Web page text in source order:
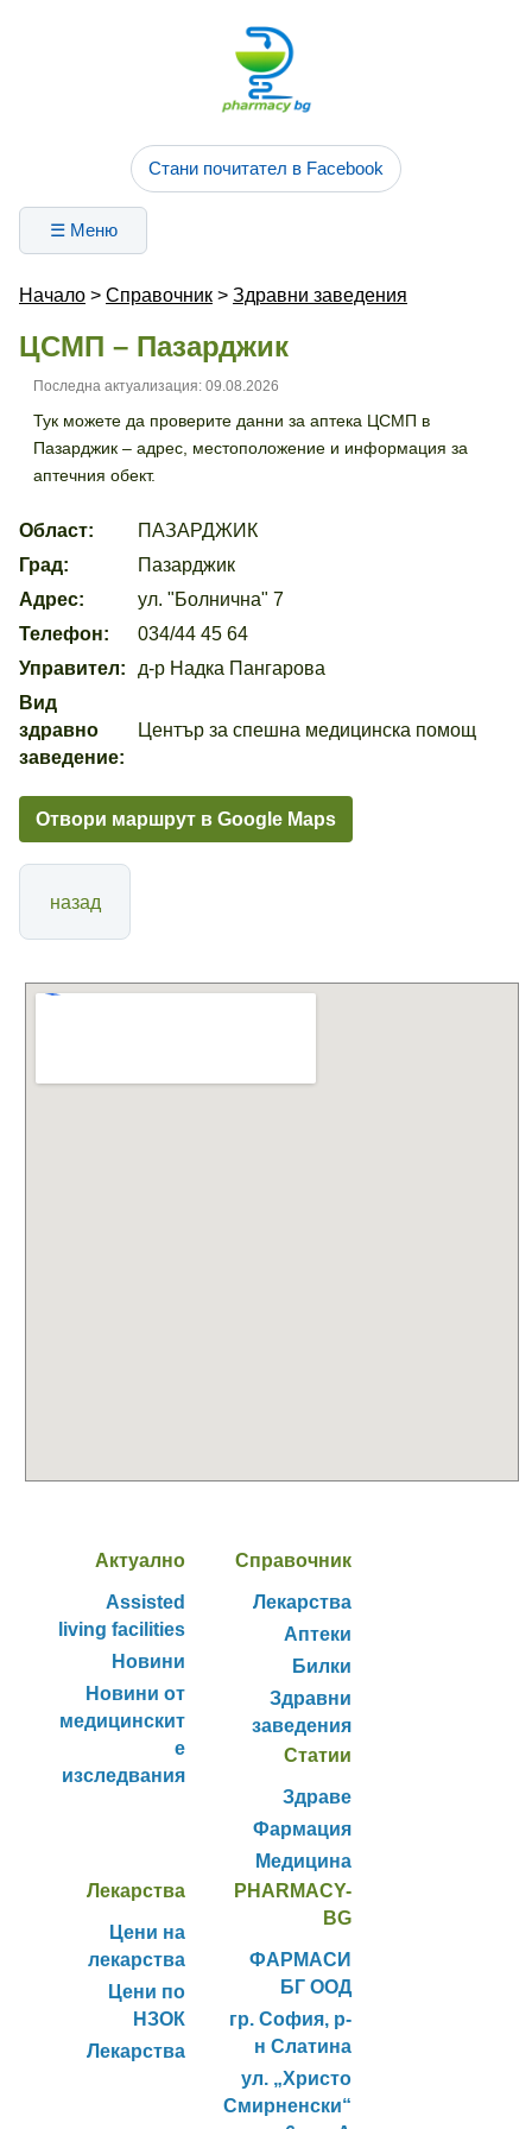
Стани почитател в Facebook
☰ Меню
Начало > Справочник > Здравни заведения
ЦСМП – Пазарджик
Последна актуализация: 09.08.2026
Тук можете да проверите данни за аптека ЦСМП в
Пазарджик – адрес, местоположение и информация за
аптечния обект.
Област:
ПАЗАРДЖИК
Град:
Пазарджик
Адрес:
ул. "Болнична" 7
Телефон:
034/44 45 64
Управител:
д-р Надка Пангарова
Вид
здравно
заведение:
Център за спешна медицинска помощ
Отвори маршрут в Google Maps
назад
Актуално
Assisted
living facilities
Новини
Новини от
медицинскит
е
изследвания
Справочник
Лекарства
Аптеки
Билки
Здравни
заведения
Статии
Здраве
Фармация
Медицина
Лекарства
Цени на
лекарства
Цени по
НЗОК
Лекарства
PHARMACY-
BG
ФАРМАСИ
БГ ООД
гр. София, р-
н Слатина
ул. „Христо
Смирненски“